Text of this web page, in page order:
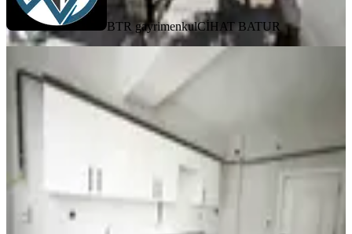
BTR gayrimenkulCİHAT BATUR
Paşaköşkü Kemal Özalper Ortaokulu
Yanı Arakat 3+1 Daire
Battalgazi, Hacı Abdi Mahallesi
110 m²·2. Kat
4.250.000 ₺